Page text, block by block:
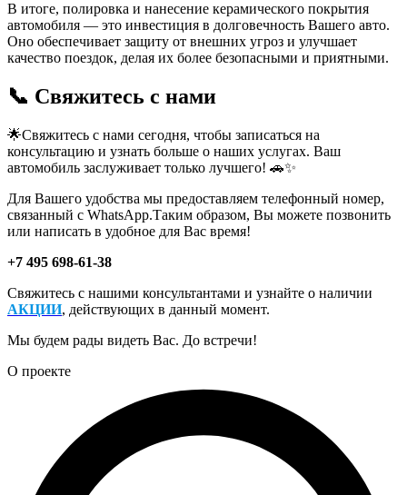
В итоге, полировка и нанесение керамического покрытия
автомобиля — это инвестиция в долговечность Вашего авто.
Оно обеспечивает защиту от внешних угроз и улучшает
качество поездок, делая их более безопасными и приятными.
📞 Свяжитесь с нами
🌟Свяжитесь с нами сегодня, чтобы записаться на
консультацию и узнать больше о наших услугах. Ваш
автомобиль заслуживает только лучшего! 🚗✨
Для Вашего удобства мы предоставляем телефонный номер,
связанный с WhatsApp.Таким образом, Вы можете позвонить
или написать в удобное для Вас время!
+7 495 698-61-38
Свяжитесь с нашими консультантами и узнайте о наличии
АКЦИИ, действующих в данный момент.
Мы будем рады видеть Вас. До встречи!
О проекте